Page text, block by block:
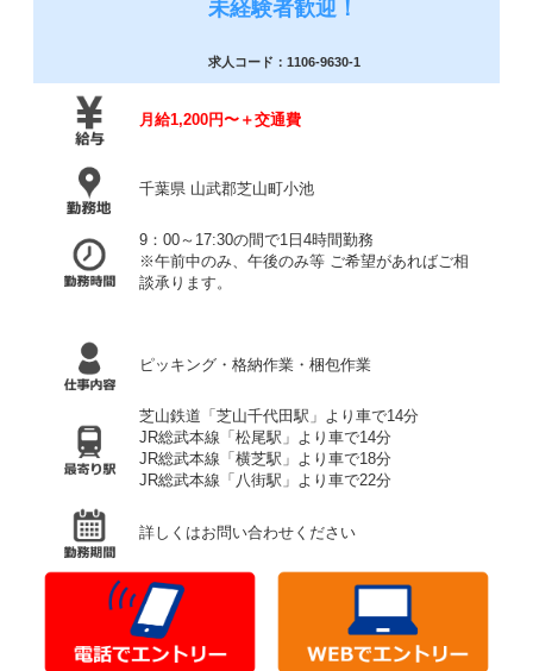
未経験者歓迎！
求人コード：1106-9630-1
月給1,200円〜＋交通費
千葉県 山武郡芝山町小池
9：00～17:30の間で1日4時間勤務
※午前中のみ、午後のみ等 ご希望があればご相
談承ります。
ピッキング・格納作業・梱包作業
芝山鉄道「芝山千代田駅」より車で14分
JR総武本線「松尾駅」より車で14分
JR総武本線「横芝駅」より車で18分
JR総武本線「八街駅」より車で22分
詳しくはお問い合わせください